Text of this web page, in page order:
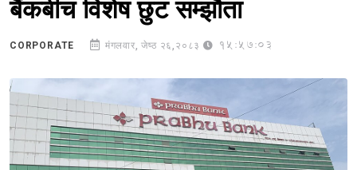
बैंकबीच विशेष छुट सम्झौता
CORPORATE मंगलवार, जेष्ठ २६,२०८३ 15:57:03